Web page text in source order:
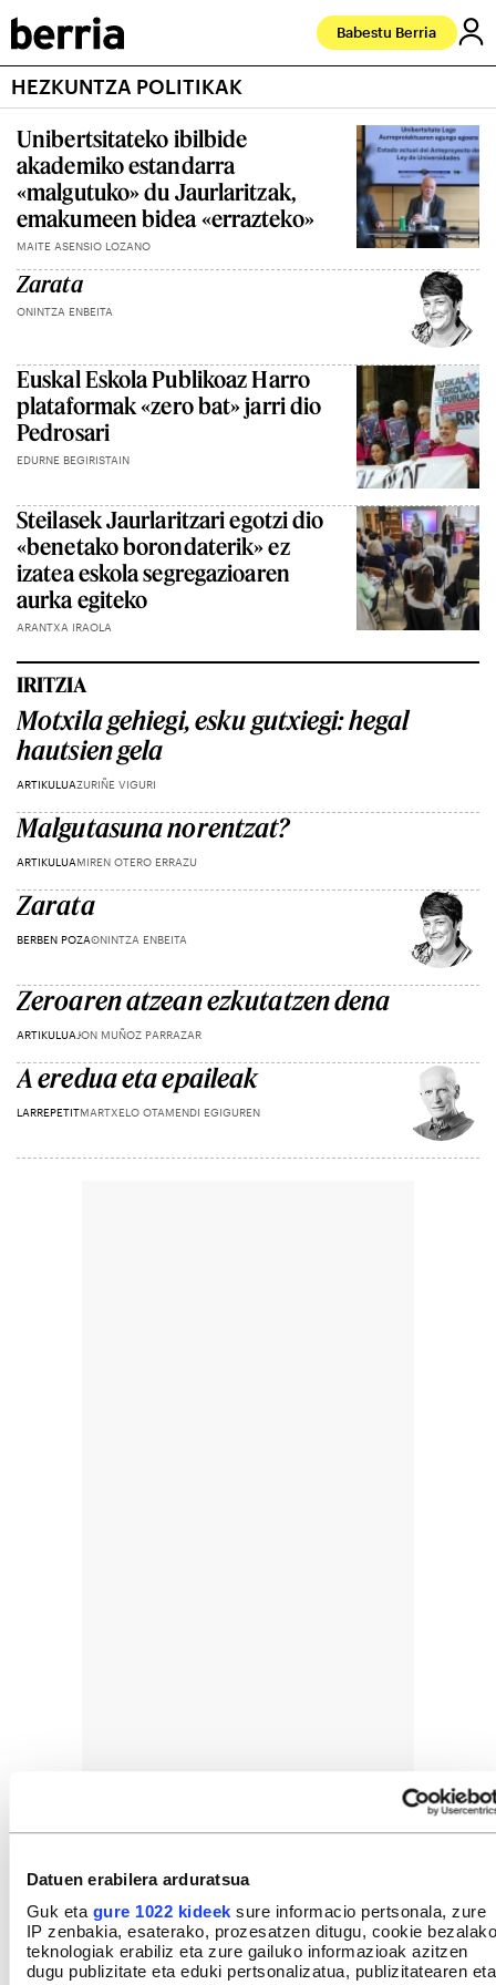
Datuen erabilera arduratsua
Guk eta gure 1022 kideek sure informacio pertsonala, zure
IP zenbakia, esaterako, prozesatzen ditugu, cookie bezalako
teknologiak erabiliz eta zure gailuko informazioak azitzen
dugu publizitate eta eduki pertsonalizatua, publizitatearen eta
Babestu Berria
HEZKUNTZA POLITIKAK
Unibertsitateko ibilbide
akademiko estandarra
«malgutuko» du Jaurlaritzak,
emakumeen bidea «errazteko»
MAITE ASENSIO LOZANO
Zarata
ONINTZA ENBEITA
Euskal Eskola Publikoaz Harro
plataformak «zero bat» jarri dio
Pedrosari
EDURNE BEGIRISTAIN
Steilasek Jaurlaritzari egotzi dio
«benetako borondaterik» ez
izatea eskola segregazioaren
aurka egiteko
ARANTXA IRAOLA
IRITZIA
Motxila gehiegi, esku gutxiegi: hegal
hautsien gela
ARTIKULUAZURIÑE VIGURI
Malgutasuna norentzat?
ARTIKULUAMIREN OTERO ERRAZU
Zarata
BERBEN POZAONINTZA ENBEITA
Zeroaren atzean ezkutatzen dena
ARTIKULUA JON MUÑOZ PARRAZAR
A eredua eta epaileak
LARREPETITMARTXELO OTAMENDI EGIGUREN